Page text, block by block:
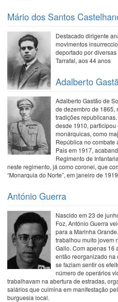
Mário dos Santos
Destacado dirigente
movimentos
deportado por
Tarrafal, aos 44 anos
Adalberto
Adalberto Gastão de
de dezembro de 1865,
tradições
desde 1910,
monárquicas, como
República no combate
Pais em 1917,
Regimento de
neste regimento, já como coronel, que
“Monarquia do Norte”, em janeiro de
António Guerra
Nascido em 23 de
Foz, António Guerra
para a Marinha
trabalhou muito jovem
Gallo. Com apenas 16
então reorganizado na
se faziam sentir os
número de operários
trabalhavam na abertura de estradas,
salários que culmina em manifestação
burguesia local.